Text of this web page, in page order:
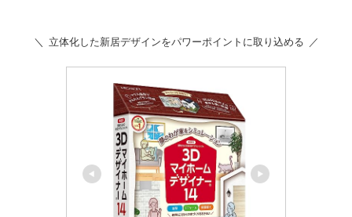
立体化した新居デザインをパワーポイントに取り込める